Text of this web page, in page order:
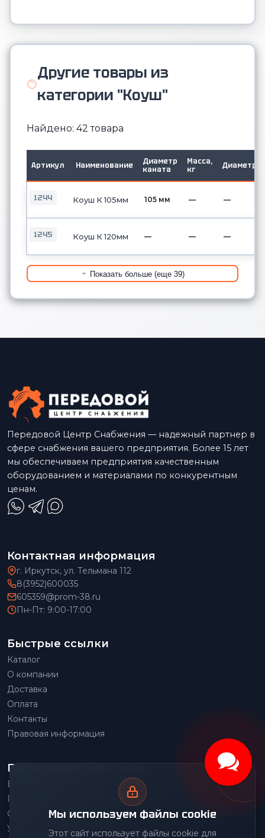
Другие товары из
категории "Коуш"
Найдено: 42 товара
Артикул Наименование
Диаметр
каната
Масса,
кг
Диаметр
1244 Коуш К 105мм 105 мм — —
1245 Коуш К 120мм — — —
Показать больше (еще 39)
Мы используем файлы cookie
Этот сайт использует файлы cookie для
Передовой Центр Снабжения — надежный партнер в
сфере снабжения вашего предприятия. Более 15 лет
мы обеспечиваем предприятия качественным
оборудованием и материалами по конкурентным
ценам.
Контактная информация
г. Иркутск, ул. Тельмана 112
8(3952)600035
605359@prom-38.ru
Пн-Пт: 9:00-17:00
Быстрые ссылки
Каталог
О компании
Доставка
Оплата
Контакты
Правовая информация
Популярные категории
Весовое оборудование
Грузоподъемное оборудование
Складское оборудование
Упаковочное оборудование